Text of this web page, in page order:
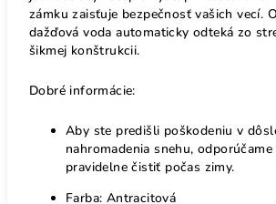
zámku zaisťuje bezpečnosť vašich vecí.
dažďová voda automaticky odteká zo
šikmej konštrukcii.
Dobré informácie:
Aby ste predišli poškodeniu v
nahromadenia snehu,
pravidelne čistiť počas zimy.
Farba: Antracitová